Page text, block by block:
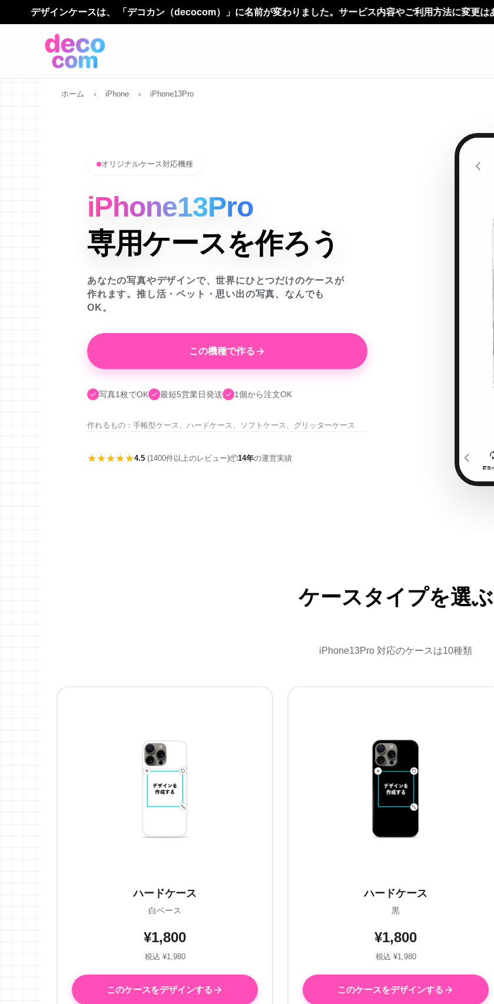
、 「デコカン（decocom）」に名前が変わりました。サービス内容やご利用方法に変更はありません。
ホーム › iPhone › iPhone13Pro
オリジナルケース対応機種
iPhone13Pro
専用ケースを作ろう
あなたの写真やデザインで、世界にひとつだけのケースが
作れます。推し活・ペット・思い出の写真、なんでも
OK。
この機種で作る
写真1枚でOK 最短5営業日発送 1個から注文OK
作れるもの：手帳型ケース、ハードケース、ソフトケース、グリッターケース
★★★★★4.5 (1400件以上のレビュー)📦14年の運営実績
ケースタイプを選ぶ
iPhone13Pro 対応のケースは10種類
ハードケース
白ベース
¥1,800
税込 ¥1,980
このケースをデザインする
ハードケース
黒
¥1,800
税込 ¥1,980
このケースをデザインする